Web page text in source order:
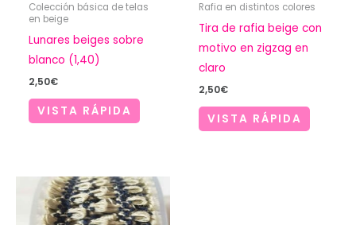
Colección básica de telas
en beige
Lunares beiges sobre
blanco (1,40)
2,50€
VISTA RÁPIDA
Rafia en distintos colores
Tira de rafia beige con
motivo en zigzag en
claro
2,50€
VISTA RÁPIDA